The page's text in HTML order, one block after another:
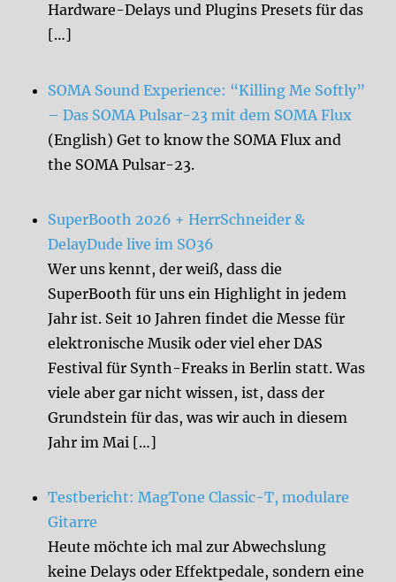
Hardware-Delays und Plugins Presets für das
[…]
SOMA Sound Experience: “Killing Me Softly”
– Das SOMA Pulsar-23 mit dem SOMA Flux
(English) Get to know the SOMA Flux and
the SOMA Pulsar-23.
SuperBooth 2026 + HerrSchneider &
DelayDude live im SO36
Wer uns kennt, der weiß, dass die
SuperBooth für uns ein Highlight in jedem
Jahr ist. Seit 10 Jahren findet die Messe für
elektronische Musik oder viel eher DAS
Festival für Synth-Freaks in Berlin statt. Was
viele aber gar nicht wissen, ist, dass der
Grundstein für das, was wir auch in diesem
Jahr im Mai […]
Testbericht: MagTone Classic-T, modulare
Gitarre
Heute möchte ich mal zur Abwechslung
keine Delays oder Effektpedale, sondern eine